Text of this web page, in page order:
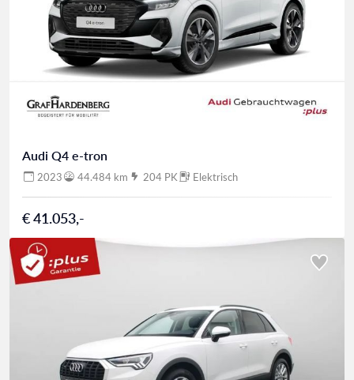
Audi Q4 e-tron
2023 44.484 km 204 PK Elektrisch
€ 41.053,-